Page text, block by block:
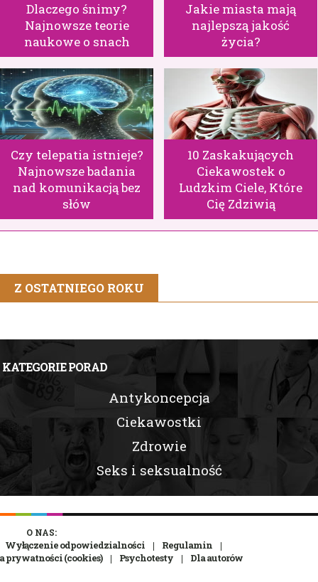
Dlaczego śnimy?
Najnowsze teorie
naukowe o snach
Jakie miasta mają
najlepszą jakość
życia?
Czy telepatia istnieje?
Najnowsze badania
nad komunikacją bez
słów
10 Zaskakujących
Ciekawostek o
Ludzkim Ciele, Które
Cię Zdziwią
Z OSTATNIEGO ROKU
KATEGORIE PORAD
Antykoncepcja
Ciekawostki
Zdrowie
Seks i seksualność
O NAS:
Wyłączenie odpowiedzialności
Regulamin
prywatności (cookies)
Psychotesty Dla autorów